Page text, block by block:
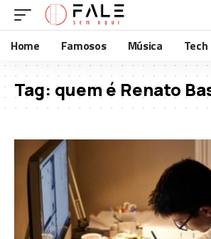
Home Famosos Música Tech
Tag: quem é Renato